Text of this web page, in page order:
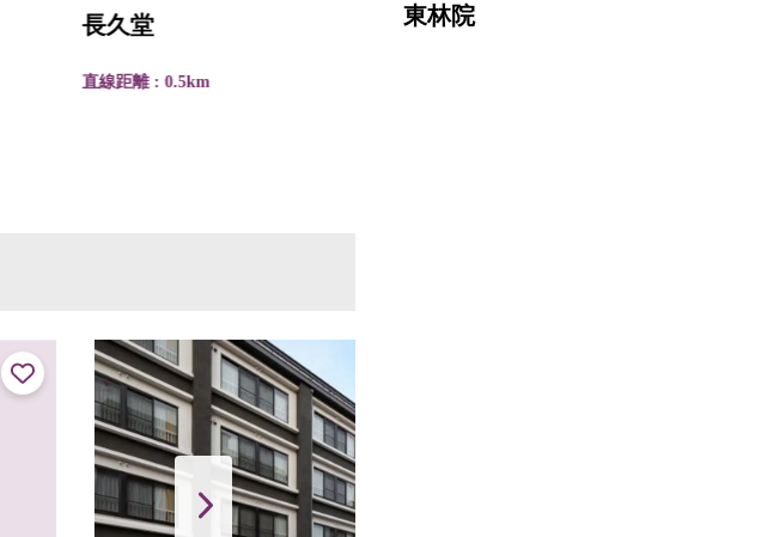
ルルソン・キ・ボア
東林院